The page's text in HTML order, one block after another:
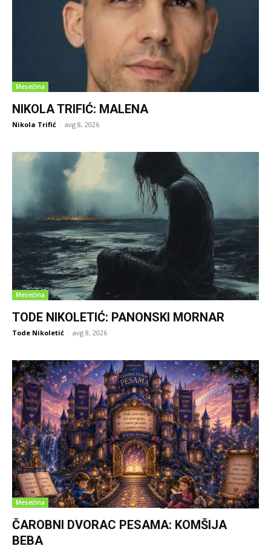
Mesečina
NIKOLA TRIFIĆ: MALENA
Nikola Trifić - avg 8, 2026
Mesečina
TODE NIKOLETIĆ: PANONSKI MORNAR
Tode Nikoletić - avg 8, 2026
Mesečina
ČAROBNI DVORAC PESAMA: KOMŠIJA
BEBA